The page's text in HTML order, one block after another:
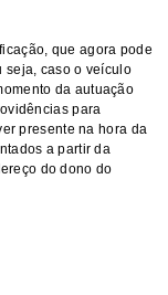
que agora pode
seja, caso o veículo
da autuação
para
presente na hora da
a partir da
do dono do